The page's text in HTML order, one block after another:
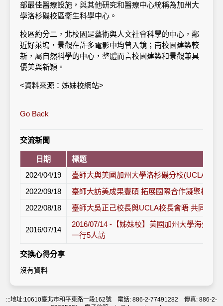
部最佳醫療設施，與其他研究和醫療中心統稱為加州大
學洛杉磯校區衛生科學中心。
校區約分二，北校園是藝術與人文社會科學的中心，鄰
近好萊塢，景觀在許多電影中均曾入鏡；南校園建築較
新，屬自然科學的中心，整體而言校園建築和景觀兼具
優美與新穎。
<資料來源：姊妹校網站>
Go Back
交流新聞
日期
標題
2024/04/19
臺師大與美國加州大學洛杉磯分校(UCLA)合
2022/09/18
臺師大訪美成果豐碩 拓展國際合作凝聚校友
2022/08/18
臺師大吳正己校長與UCLA校長會晤 共同推
2016/07/14
2016/07/14 -【姊妹校】美國加州大學海外教
一行5人訪
交換心得分享
沒有資料
:::地址:10610臺北市和平東路一段162號 電話: 886-2-77491282 傳真: 886-2-